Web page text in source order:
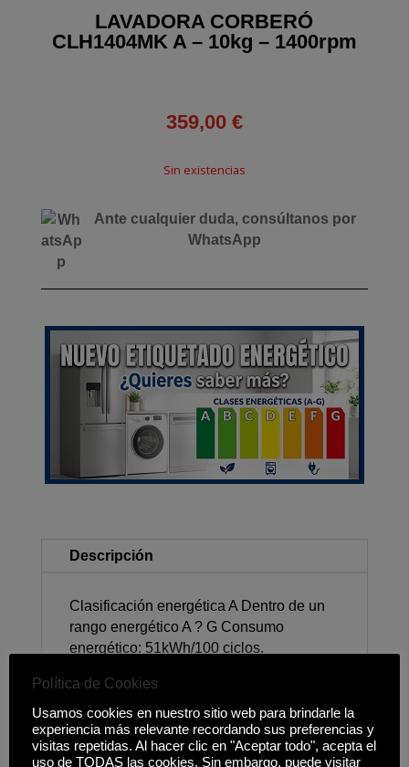
LAVADORA CORBERÓ
CLH1404MK A – 10kg – 1400rpm
359,00 €
Sin existencias
Ante cualquier duda, consúltanos por
WhatsApp
Descripción
Clasificación energética A Dentro de un
rango energético A ? G Consumo
energético: 51kWh/100 ciclos.
centrifugado: 1400rpm. Display Touch. 16
Programas. Vapor. Lavado Jet. Inicio
diferido 3-24h. Programa Antialérgico.
Lavado Rápido 15-30 min. Medidas (alto
Política de Cookies
Usamos cookies en nuestro sitio web para brindarle la
experiencia más relevante recordando sus preferencias y
visitas repetidas. Al hacer clic en "Aceptar todo", acepta el
uso de TODAS las cookies. Sin embargo, puede visitar